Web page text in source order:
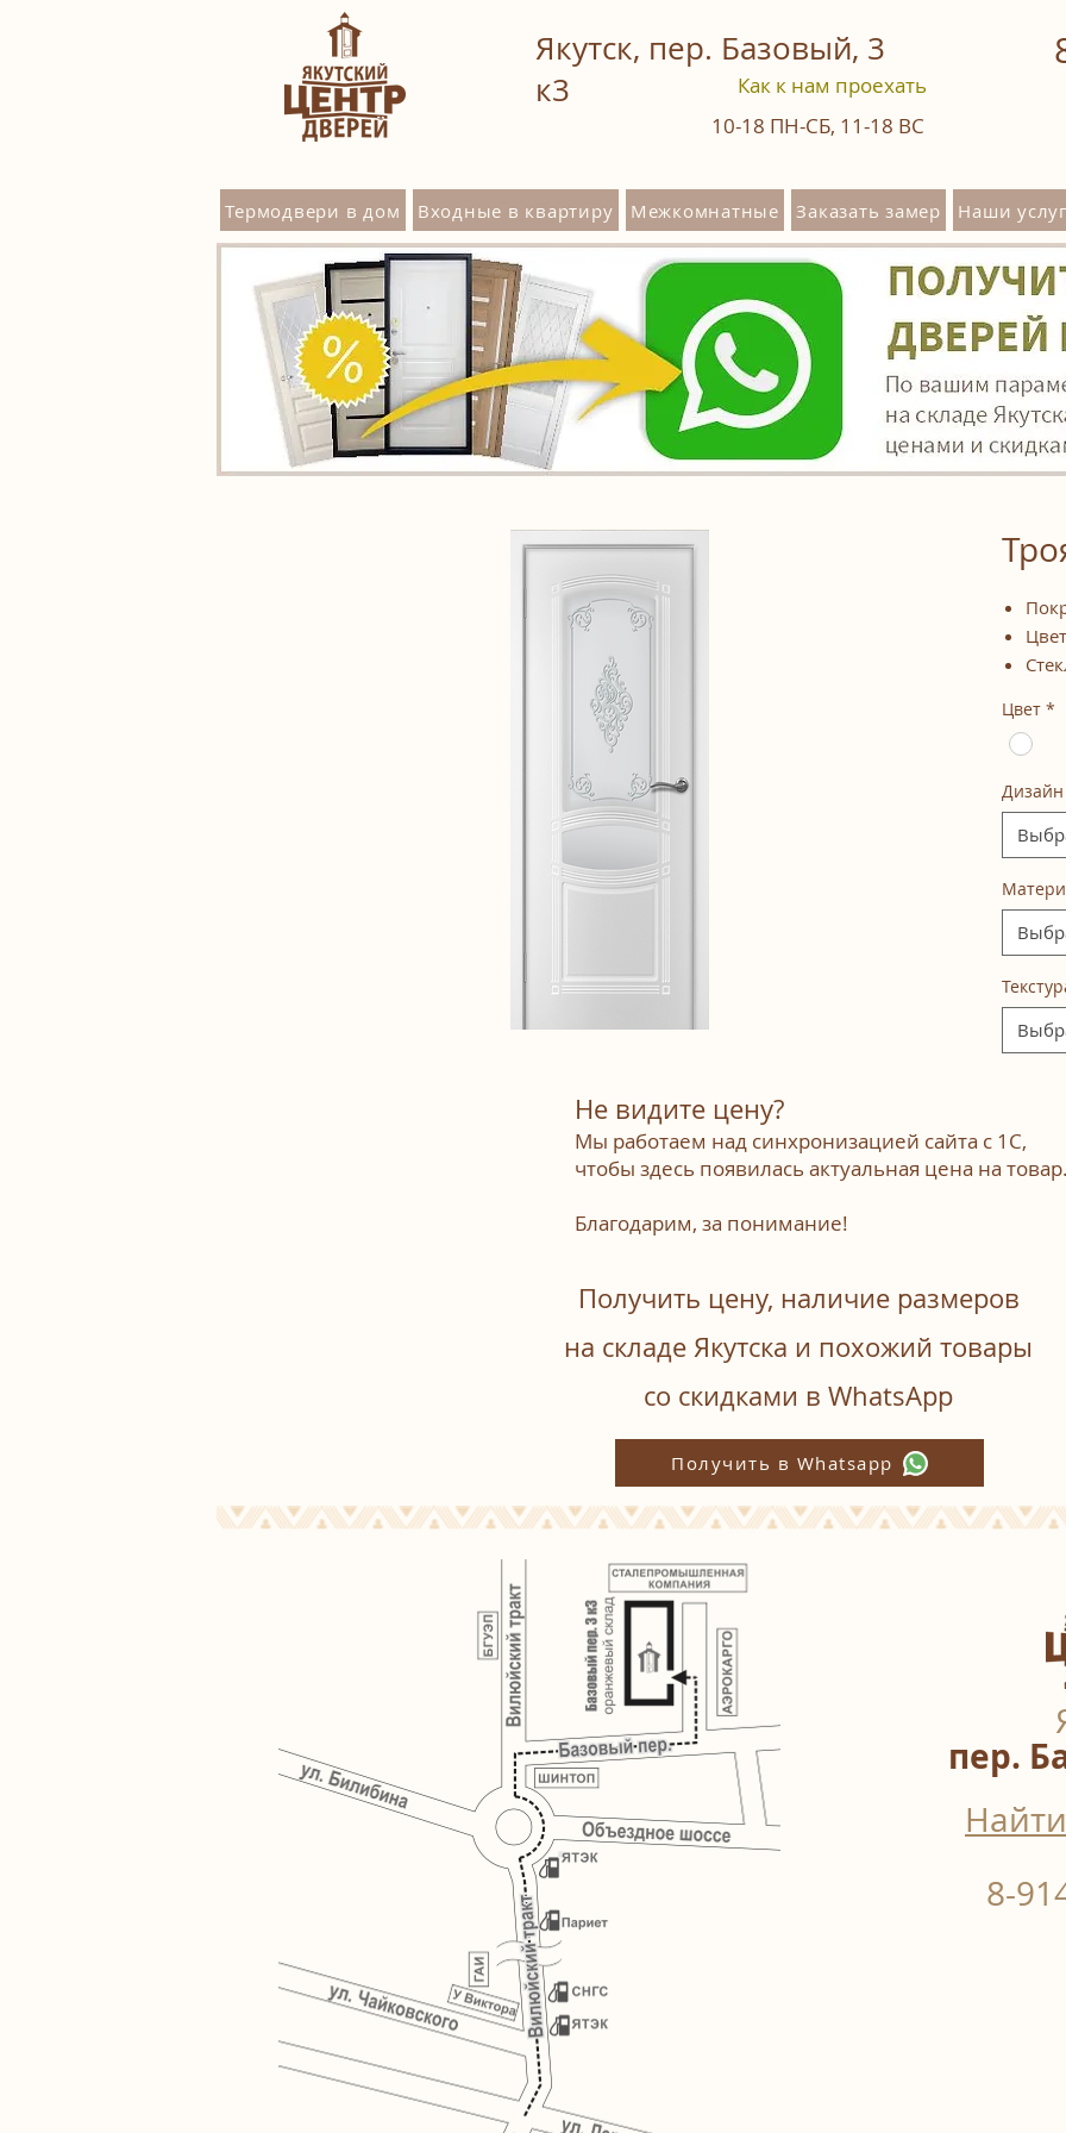
Якутск, пер. Базовый, 3
к3
Термодвери в дом Входные в квартиру Межкомнатные Заказать замер Наши
Как к нам проехать
10-18 ПН-СБ, 11-18 ВС
Цвет *
Дизайн
Не видите цену?
Мы работаем над синхронизацией сайта с 1С,
чтобы здесь появилась актуальная цена на
Благодарим, за понимание!
Получить цену, наличие размеров
на складе Якутска и похожий товары
со скидками в WhatsАpp
Получить в Whatsapp
пер.
8-